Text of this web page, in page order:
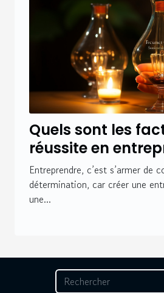
Quels sont les
réussite en
Entreprendre, c’est s’armer de
détermination, car créer une
une...